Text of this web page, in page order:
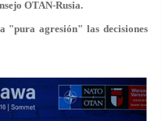
OTAN-Rusia.
"pura agresión" las decisiones